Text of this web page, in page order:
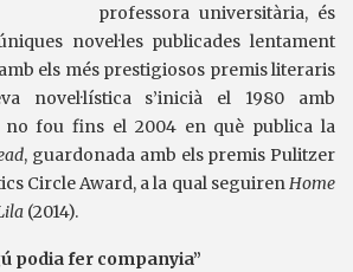
professora universitària, és
novel·les publicades lentament
els més prestigiosos premis literaris
novel·lística s’inicià el 1980 amb
no fou fins el 2004 en què publica la
, guardonada amb els premis Pulitzer
Circle Award, a la qual seguirenHome
(2014).
podia fer companyia”